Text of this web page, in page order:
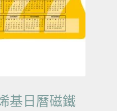
基日曆磁鐵